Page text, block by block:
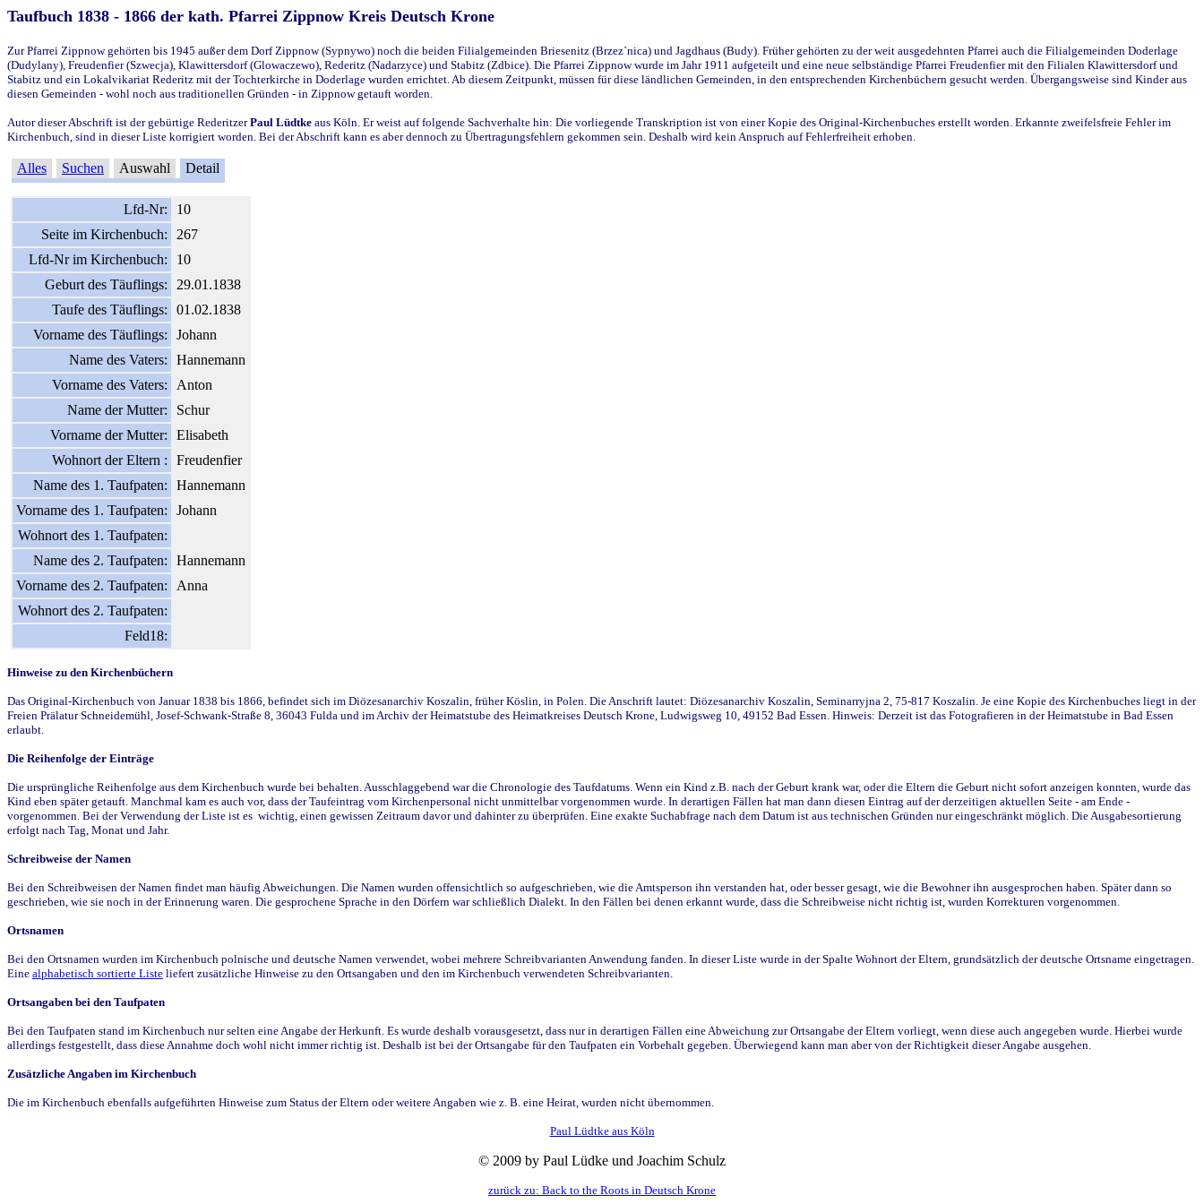
Taufbuch 1838 - 1866 der kath. Pfarrei Zippnow Kreis Deutsch Krone
Zur Pfarrei Zippnow gehörten bis 1945 außer dem Dorf Zippnow (Sypnywo) noch die beiden Filialgemeinden Briesenitz (Brzez`nica) und Jagdhaus (Budy). Früher gehörten zu der weit ausgedehnten Pfarrei auch die Filialgemeinden Doderlage
(Dudylany), Freudenfier (Szwecja), Klawittersdorf (Glowaczewo), Rederitz (Nadarzyce) und Stabitz (Zdbice). Die Pfarrei Zippnow wurde im Jahr 1911 aufgeteilt und eine neue selbständige Pfarrei Freudenfier mit den Filialen Klawittersdorf und
Stabitz und ein Lokalvikariat Rederitz mit der Tochterkirche in Doderlage wurden errichtet. Ab diesem Zeitpunkt, müssen für diese ländlichen Gemeinden, in den entsprechenden Kirchenbüchern gesucht werden. Übergangsweise sind Kinder aus
diesen Gemeinden - wohl noch aus traditionellen Gründen - in Zippnow getauft worden.
Autor dieser Abschrift ist der gebürtige RederitzerPaul Lüdtke aus Köln. Er weist auf folgende Sachverhalte hin: Die vorliegende Transkription ist von einer Kopie des Original-Kirchenbuches erstellt worden. Erkannte zweifelsfreie Fehler im
Kirchenbuch, sind in dieser Liste korrigiert worden. Bei der Abschrift kann es aber dennoch zu Übertragungsfehlern gekommen sein. Deshalb wird kein Anspruch auf Fehlerfreiheit erhoben.
Alles Suchen Auswahl Detail
Lfd-Nr:
10
Seite im Kirchenbuch:
267
Lfd-Nr im Kirchenbuch:
10
Geburt des Täuflings:
29.01.1838
Taufe des Täuflings:
01.02.1838
Vorname des Täuflings:
Johann
Name des Vaters:
Hannemann
Vorname des Vaters:
Anton
Name der Mutter:
Schur
Vorname der Mutter:
Elisabeth
Wohnort der Eltern :
Freudenfier
Name des 1. Taufpaten:
Hannemann
Vorname des 1. Taufpaten:
Johann
Wohnort des 1. Taufpaten:
Name des 2. Taufpaten:
Hannemann
Vorname des 2. Taufpaten:
Anna
Wohnort des 2. Taufpaten:
Feld18:
Hinweise zu den Kirchenbüchern
Das Original-Kirchenbuch von Januar 1838 bis 1866, befindet sich im Diözesanarchiv Koszalin, früher Köslin, in Polen. Die Anschrift lautet: Diözesanarchiv Koszalin, Seminarryjna 2, 75-817 Koszalin. Je eine Kopie des Kirchenbuches liegt in der
Freien Prälatur Schneidemühl, Josef-Schwank-Straße 8, 36043 Fulda und im Archiv der Heimatstube des Heimatkreises Deutsch Krone, Ludwigsweg 10, 49152 Bad Essen. Hinweis: Derzeit ist das Fotografieren in der Heimatstube in Bad Essen
erlaubt.
Die Reihenfolge der Einträge
Die ursprüngliche Reihenfolge aus dem Kirchenbuch wurde bei behalten. Ausschlaggebend war die Chronologie des Taufdatums. Wenn ein Kind z.B. nach der Geburt krank war, oder die Eltern die Geburt nicht sofort anzeigen konnten, wurde das
Kind eben später getauft. Manchmal kam es auch vor, dass der Taufeintrag vom Kirchenpersonal nicht unmittelbar vorgenommen wurde. In derartigen Fällen hat man dann diesen Eintrag auf der derzeitigen aktuellen Seite - am Ende -
vorgenommen. Bei der Verwendung der Liste ist es wichtig, einen gewissen Zeitraum davor und dahinter zu überprüfen. Eine exakte Suchabfrage nach dem Datum ist aus technischen Gründen nur eingeschränkt möglich. Die Ausgabesortierung
erfolgt nach Tag, Monat und Jahr.
Schreibweise der Namen
Bei den Schreibweisen der Namen findet man häufig Abweichungen. Die Namen wurden offensichtlich so aufgeschrieben, wie die Amtsperson ihn verstanden hat, oder besser gesagt, wie die Bewohner ihn ausgesprochen haben. Später dann so
geschrieben, wie sie noch in der Erinnerung waren. Die gesprochene Sprache in den Dörfern war schließlich Dialekt. In den Fällen bei denen erkannt wurde, dass die Schreibweise nicht richtig ist, wurden Korrekturen vorgenommen.
Ortsnamen
Bei den Ortsnamen wurden im Kirchenbuch polnische und deutsche Namen verwendet, wobei mehrere Schreibvarianten Anwendung fanden. In dieser Liste wurde in der Spalte Wohnort der Eltern, grundsätzlich der deutsche Ortsname eingetragen.
Eine alphabetisch sortierte Liste liefert zusätzliche Hinweise zu den Ortsangaben und den im Kirchenbuch verwendeten Schreibvarianten.
Ortsangaben bei den Taufpaten
Bei den Taufpaten stand im Kirchenbuch nur selten eine Angabe der Herkunft. Es wurde deshalb vorausgesetzt, dass nur in derartigen Fällen eine Abweichung zur Ortsangabe der Eltern vorliegt, wenn diese auch angegeben wurde. Hierbei wurde
allerdings festgestellt, dass diese Annahme doch wohl nicht immer richtig ist. Deshalb ist bei der Ortsangabe für den Taufpaten ein Vorbehalt gegeben. Überwiegend kann man aber von der Richtigkeit dieser Angabe ausgehen.
Zusätzliche Angaben im Kirchenbuch
Die im Kirchenbuch ebenfalls aufgeführten Hinweise zum Status der Eltern oder weitere Angaben wie z. B. eine Heirat, wurden nicht übernommen.
Paul Lüdtke aus Köln
© 2009 by Paul Lüdke und Joachim Schulz
zurück zu: Back to the Roots in Deutsch Krone